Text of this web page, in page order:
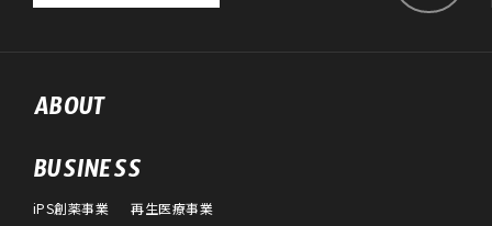
ABOUT
BUSINESS
iPS創薬事業 再生医療事業